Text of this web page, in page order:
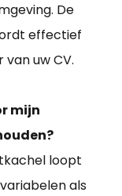
De
effectief
uw CV.
mijn
loopt
als